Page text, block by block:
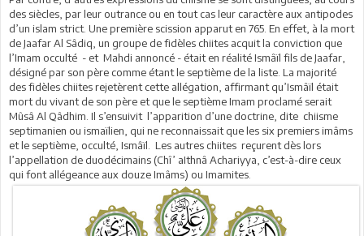
des siècles, par leur outrance ou en tout cas leur caractère aux antipodes
d’un islam strict. Une première scission apparut en 765. En effet, à la mort
de Jaafar Al Sâdiq, un groupe de fidèles chiites acquit la conviction que
l’Imam occulté - et Mahdi annoncé - était en réalité Ismâïl fils de Jaafar,
désigné par son père comme étant le septième de la liste. La majorité
des fidèles chiites rejetèrent cette allégation, affirmant qu’Ismâïl était
mort du vivant de son père et que le septième Imam proclamé serait
Mûsâ Al Qâdhim. Il s’ensuivit l’apparition d’une doctrine, dite chiisme
septimanien ou ismaïlien, qui ne reconnaissait que les six premiers imâms
et le septième, occulté, Ismâïl. Les autres chiites reçurent dès lors
l’appellation de duodécimains (Chî’ aIthnâ Achariyya, c’est-à-dire ceux
qui font allégeance aux douze Imâms) ou Imamites.